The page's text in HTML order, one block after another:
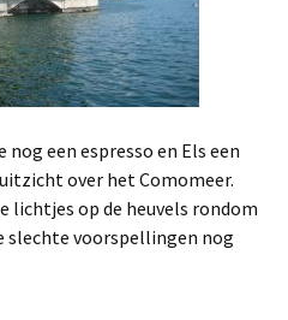
nog een espresso en Els een
over het Comomeer.
lichtjes op de heuvels rondom
slechte voorspellingen nog